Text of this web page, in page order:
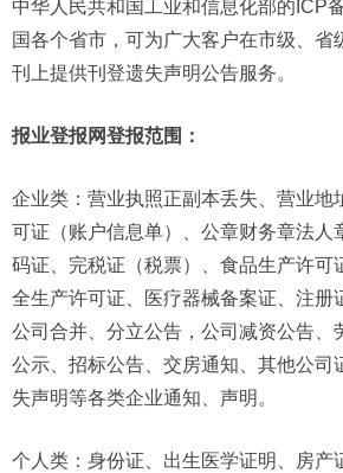
中华人民共和国工业和信息化部的ICP
国各个省市，可为广大客户在市级、省
刊上提供刊登遗失声明公告服务。
报业登报网登报范围：
企业类： 营业执照正副本丢失、营业地
可证（账户信息单）、公章财务章法人
码证、完税证（税票）、食品生产许可
全生产许可证、医疗器械备案证、注册
公司合并、分立公告，公司减资公告、
公示、招标公告、交房通知、其他公司
失声明等各类企业通知、声明。
个人类： 身份证、出生医学证明、房产